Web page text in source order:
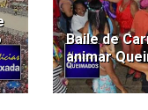
Baile de
animar